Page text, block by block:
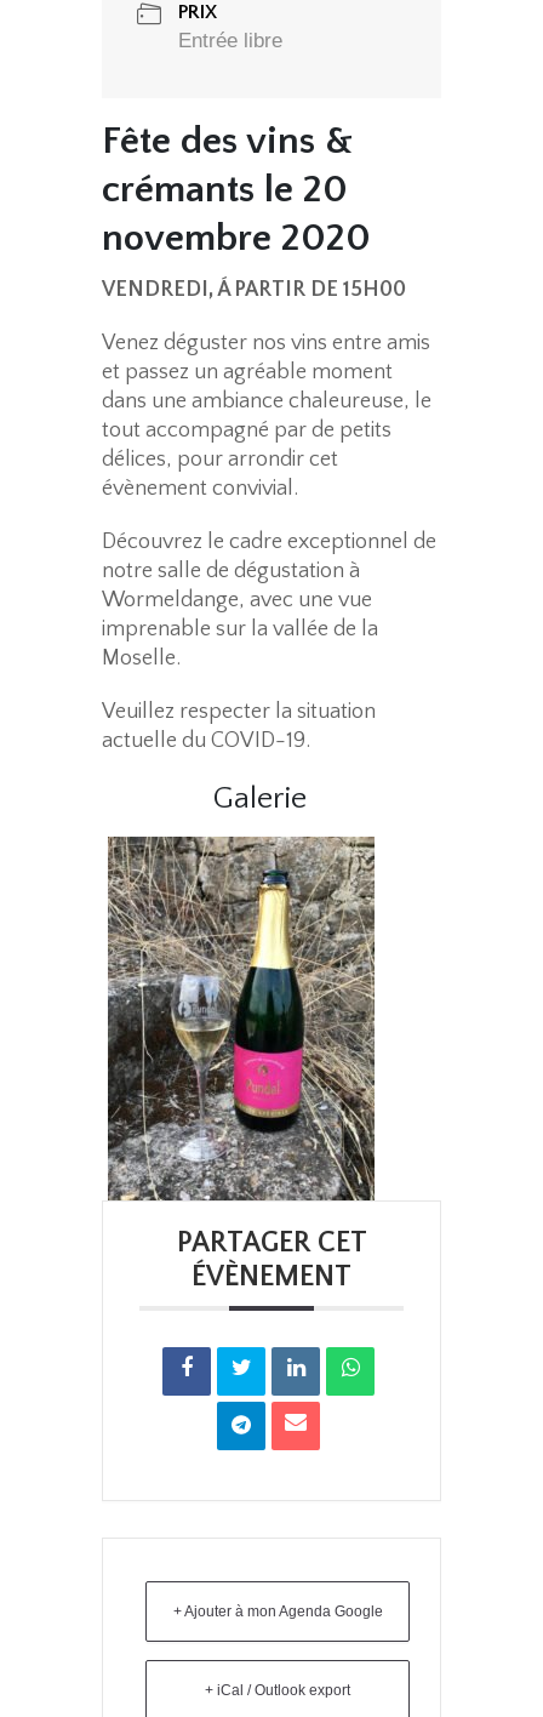
PRIX
Entrée libre
Fête des vins &
crémants le 20
novembre 2020
VENDREDI, Á PARTIR DE 15H00
Venez déguster nos vins entre amis
et passez un agréable moment
dans une ambiance chaleureuse, le
tout accompagné par de petits
délices, pour arrondir cet
évènement convivial.
Découvrez le cadre exceptionnel de
notre salle de dégustation à
Wormeldange, avec une vue
imprenable sur la vallée de la
Moselle.
Veuillez respecter la situation
actuelle du COVID-19.
Galerie
PARTAGER CET
ÉVÈNEMENT
+ Ajouter à mon Agenda Google
+ iCal / Outlook export